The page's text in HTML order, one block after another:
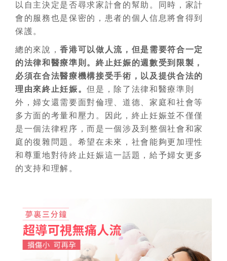
以自主決定是否尋求家計會的幫助。同時，家計
會的服務也是保密的，患者的個人信息將會得到
保護。
總的來說，香港可以做人流，但是需要符合一定
的法律和醫療準則。終止妊娠的週數受到限製，
必須在合法醫療機構接受手術，以及提供合法的
理由來終止妊娠。但是，除了法律和醫療準則
外，婦女還需要面對倫理、道德、家庭和社會等
多方面的考量和壓力。因此，終止妊娠並不僅僅
是一個法律程序，而是一個涉及到整個社會和家
庭的復雜問題。希望在未來，社會能夠更加理性
和尊重地對待終止妊娠這一話題，給予婦女更多
的支持和理解。